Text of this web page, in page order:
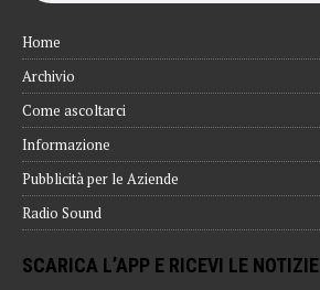
Home
Archivio
Come ascoltarci
Informazione
Pubblicità per le Aziende
Radio Sound
SCARICA L’APP E RICEVI LE NOTIZIE